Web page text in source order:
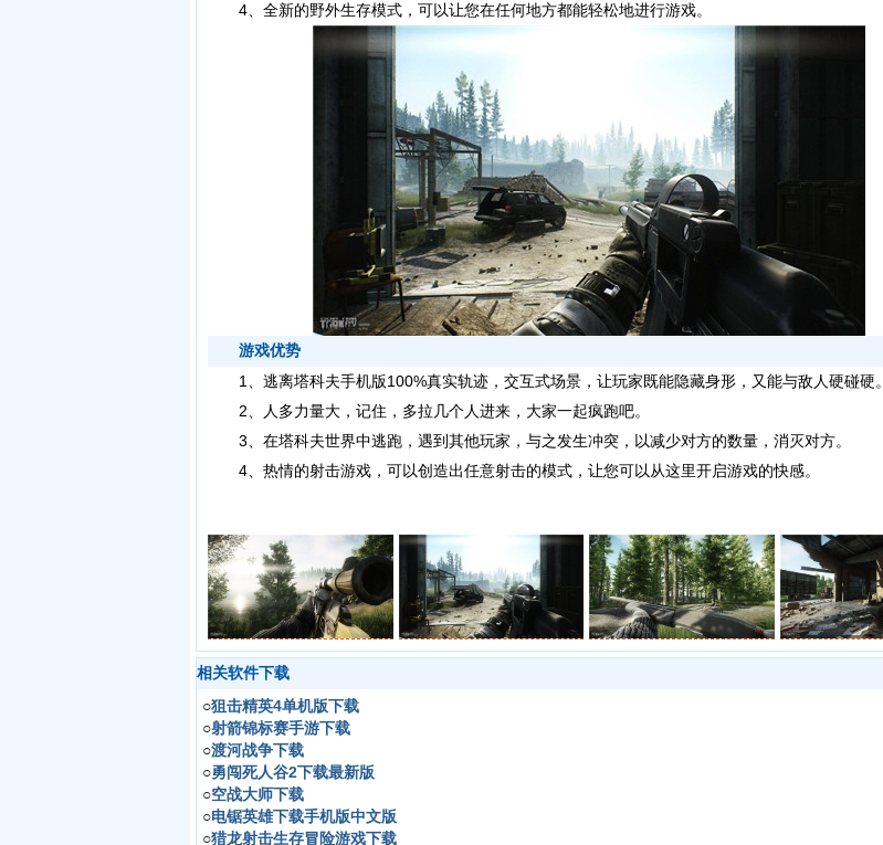
4、全新的野外生存模式，可以让您在任何地方都能轻松地进行游戏。
游戏优势
1、 逃离塔科夫手机版100%真实轨迹，交互式场景，让玩家既能隐藏身形，又能与敌人硬碰硬。
2、人多力量大，记住，多拉几个人进来，大家一起疯跑吧。
3、在塔科夫世界中逃跑，遇到其他玩家，与之发生冲突，以减少对方的数量，消灭对方。
4、热情的射击游戏，可以创造出任意射击的模式，让您可以从这里开启游戏的快感。
相关软件下载
○狙击精英4单机版下载
○射箭锦标赛手游下载
○渡河战争下载
○勇闯死人谷2下载最新版
○空战大师下载
○电锯英雄下载手机版中文版
○猎龙射击生存冒险游戏下载